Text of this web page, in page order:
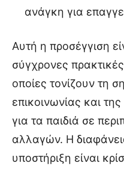
ανάγκη για
Αυτή η προσέγγιση
σύγχρονες
οποίες τονίζουν τη
επικοινωνίας και
για τα παιδιά σε
αλλαγών. Η
υποστήριξη είναι